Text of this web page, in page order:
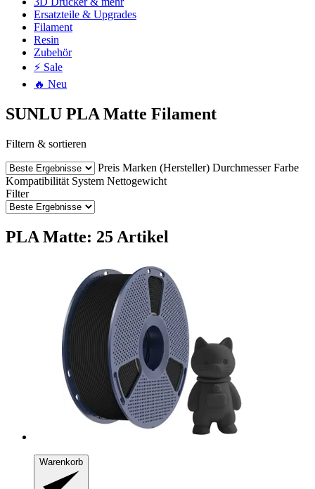
Ersatzteile & Upgrades
Filament
Resin
Zubehör
⚡ Sale
🔥 Neu
SUNLU PLA Matte Filament
Filtern & sortieren
Preis Marken (Hersteller) Durchmesser Farbe
Kompatibilität System Nettogewicht
Filter
PLA Matte: 25 Artikel
Warenkorb